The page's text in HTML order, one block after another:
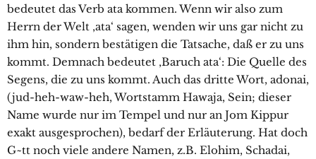
bedeutet das Verb ata kommen. Wenn wir also zum
Herrn der Welt ‚ata‘ sagen, wenden wir uns gar nicht zu
ihm hin, sondern bestätigen die Tatsache, daß er zu uns
kommt. Demnach bedeutet ‚Baruch ata‘: Die Quelle des
Segens, die zu uns kommt. Auch das dritte Wort, adonai,
(jud-heh-waw-heh, Wortstamm Hawaja, Sein; dieser
Name wurde nur im Tempel und nur an Jom Kippur
exakt ausgesprochen), bedarf der Erläuterung. Hat doch
G~tt noch viele andere Namen, z.B. Elohim, Schadai,